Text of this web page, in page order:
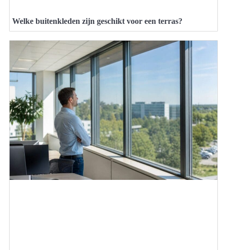
Welke buitenkleden zijn geschikt voor een terras?